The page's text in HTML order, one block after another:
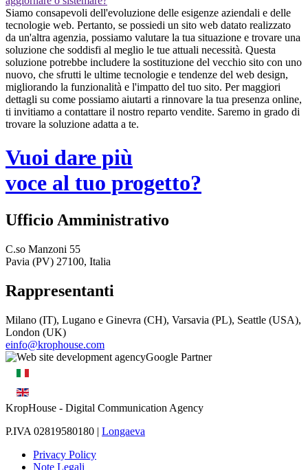
Siamo consapevoli dell'evoluzione delle esigenze aziendali e delle
tecnologie web. Pertanto, se possiedi un sito web datato realizzato
da un'altra agenzia, possiamo valutare la tua situazione e trovare una
soluzione che soddisfi al meglio le tue attuali necessità. Questa
soluzione potrebbe includere la sostituzione del vecchio sito con uno
nuovo, che sfrutti le ultime tecnologie e tendenze del web design,
migliorando la funzionalità e l'impatto del tuo sito. Per maggiori
dettagli su come possiamo aiutarti a rinnovare la tua presenza online,
ti invitiamo a contattare il nostro reparto vendite. Saremo in grado di
trovare la soluzione adatta a te.
Vuoi dare più
voce al tuo progetto?
Ufficio Amministrativo
C.so Manzoni 55
Pavia (PV) 27100, Italia
Rappresentanti
Milano (IT), Lugano e Ginevra (CH), Varsavia (PL), Seattle (USA),
London (UK)
einfo@krophouse.com
KropHouse - Digital Communication Agency
P.IVA 02819580180 | Longaeva
Privacy Policy
Note Legali